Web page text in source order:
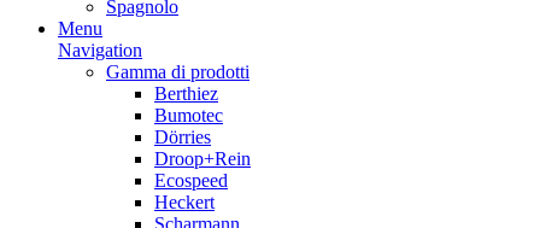
Spagnolo
Menu
Navigation
Gamma di prodotti
Berthiez
Bumotec
Dörries
Droop+Rein
Ecospeed
Heckert
Scharmann